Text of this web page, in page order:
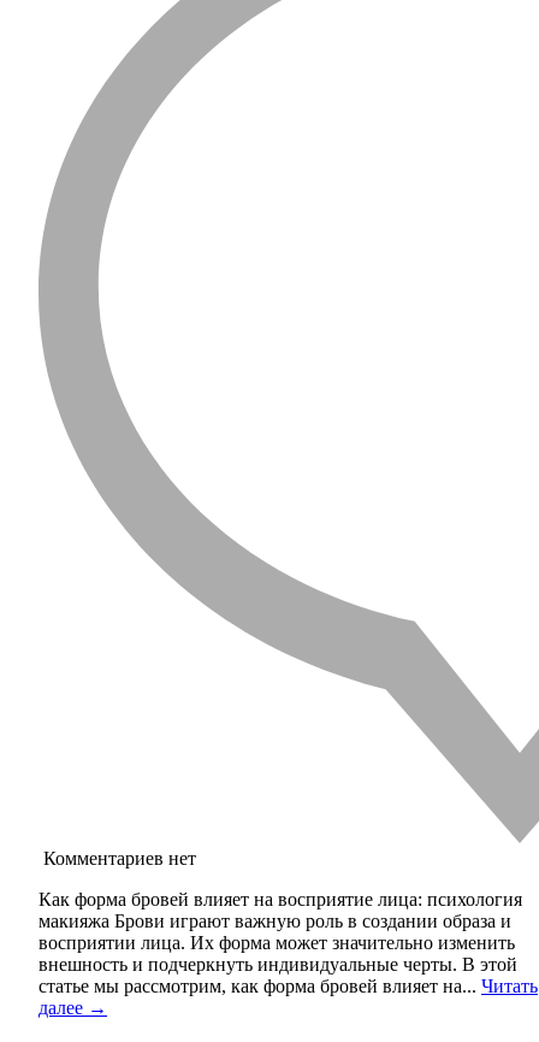
Комментариев нет
Как форма бровей влияет на восприятие лица: психология
макияжа Брови играют важную роль в создании образа и
восприятии лица. Их форма может значительно изменить
внешность и подчеркнуть индивидуальные черты. В этой
статье мы рассмотрим, как форма бровей влияет на... Читать
далее →